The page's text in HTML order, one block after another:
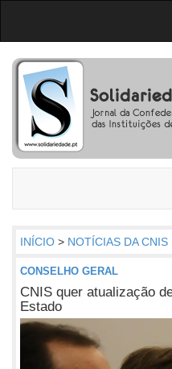
INÍCIO > NOTÍCIAS DA CNIS
CONSELHO GERAL
CNIS quer atualização
Estado